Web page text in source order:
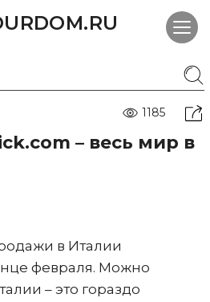
1185
– весь мир в
в Италии
февраля. Можно
– это гораздо